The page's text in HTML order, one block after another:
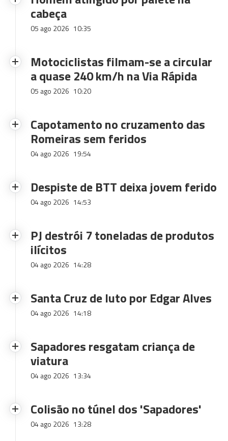
cabeça
05 ago 2026 10:35
Motociclistas filmam-se a circular
a quase 240 km/h na Via Rápida
05 ago 2026 10:20
Capotamento no cruzamento das
Romeiras sem feridos
04 ago 2026 19:54
Despiste de BTT deixa jovem ferido
04 ago 2026 14:53
PJ destrói 7 toneladas de produtos
ilícitos
04 ago 2026 14:28
Santa Cruz de luto por Edgar Alves
04 ago 2026 14:18
Sapadores resgatam criança de
viatura
04 ago 2026 13:34
Colisão no túnel dos 'Sapadores'
04 ago 2026 13:28